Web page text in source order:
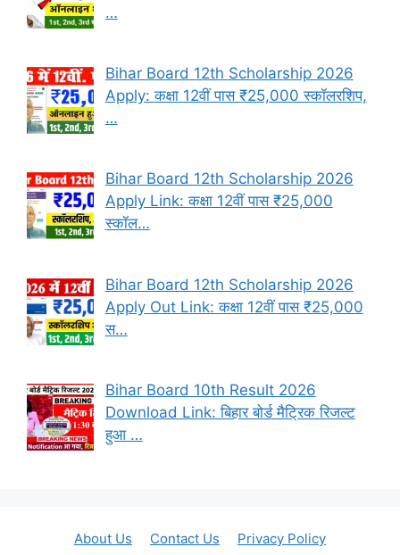
…
Bihar Board 12th Scholarship 2026
Apply: कक्षा 12वीं पास ₹25,000 स्कॉलरशिप,
…
Bihar Board 12th Scholarship 2026
Apply Link: कक्षा 12वीं पास ₹25,000
स्कॉल…
Bihar Board 12th Scholarship 2026
Apply Out Link: कक्षा 12वीं पास ₹25,000
स…
Bihar Board 10th Result 2026
Download Link: बिहार बोर्ड मैट्रिक रिजल्ट
हुआ …
About Us Contact Us Privacy Policy